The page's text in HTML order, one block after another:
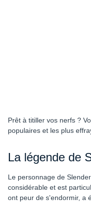
Prêt à titiller vos nerfs ?
populaires et les plus
La légende de
Le personnage de
considérable et est
ont peur de s'endormir, a